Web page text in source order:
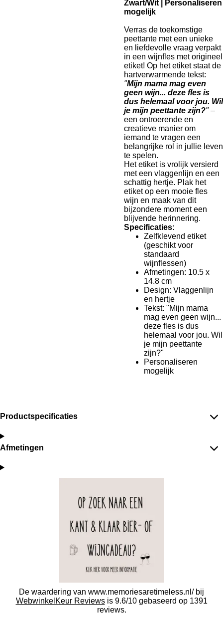
Zwart/Wit | Personaliseren
mogelijk
Verras de toekomstige
peettante met een unieke
en liefdevolle vraag verpakt
in een wijnfles met origineel
etiket! Op het etiket staat de
hartverwarmende tekst:
"Mijn mama mag even
geen wijn... deze fles is
dus helemaal voor jou. Wil
je mijn peettante zijn?"–
een ontroerende en
creatieve manier om
iemand te vragen een
belangrijke rol in jullie leven
te spelen.
Het etiket is vrolijk versierd
met een vlaggenlijn en een
schattig hertje. Plak het
etiket op een mooie fles
wijn en maak van dit
bijzondere moment een
blijvende herinnering.
Specificaties:
Zelfklevend etiket
(geschikt voor
standaard
wijnflessen)
Afmetingen: 10.5 x
14.8 cm
Design: Vlaggenlijn
en hertje
Tekst: "Mijn mama
mag even geen wijn...
deze fles is dus
helemaal voor jou. Wil
je mijn peettante
zijn?"
Personaliseren
mogelijk
Productspecificaties
Afmetingen
De waardering van www.memoriesaretimeless.nl/ bij
WebwinkelKeur Reviewsis 9.6/10 gebaseerd op 1391
reviews.